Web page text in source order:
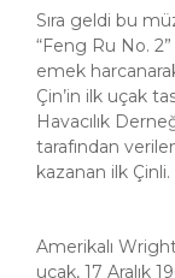
Sıra geldi bu
“Feng Ru No.
emek
Çin’in ilk uçak
Havacılık
tarafından
kazanan ilk Çinli.
Amerikalı
uçak, 17 Aralık